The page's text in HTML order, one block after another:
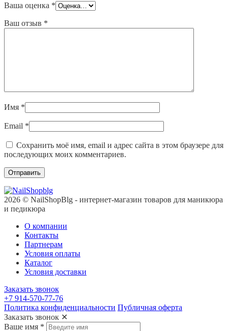
Ваша оценка *
Ваш отзыв *
Имя *
Email *
Сохранить моё имя, email и адрес сайта в этом браузере для
последующих моих комментариев.
2026 © NailShopBlg - интернет-магазин товаров для маникюра
и педикюра
О компании
Контакты
Партнерам
Условия оплаты
Каталог
Условия доставки
Заказать звонок
+7 914-570-77-76
Политика конфиденциальности Публичная оферта
Заказать звонок ✕
Ваше имя *